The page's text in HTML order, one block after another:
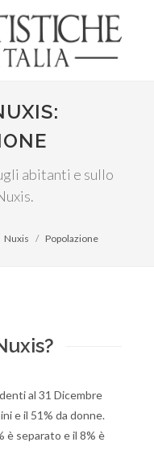
abitanti e sullo
Nuxis Popolazione
al 31 Dicembre
e il 51% da donne.
è separato e il 8% è